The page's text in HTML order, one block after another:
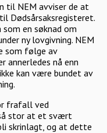
til NEM avviser de at
Dødsårsaksregisteret.
en søknad om
ny lovgivning. NEM
som følge av
annerledes nå enn
kan være bundet av
frafall ved
stor at et svært
skrinlagt, og at dette